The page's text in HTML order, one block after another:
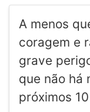
A menos
coragem e
grave
que não há
próximos